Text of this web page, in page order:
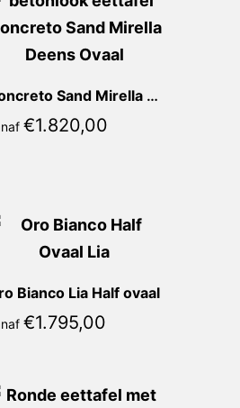
Concreto Sand Mirella Deens Ovaal
€1.820,00
Bianco Lia Half ovaal
€1.795,00